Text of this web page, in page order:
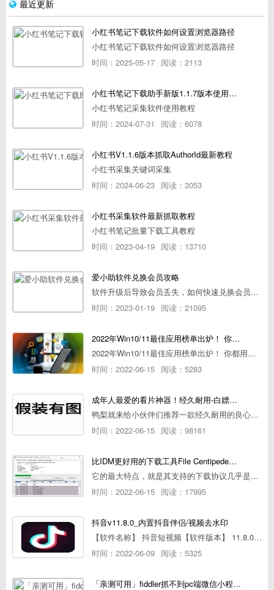
最近更新
小红书笔记下载软件如何设置浏览器路径
小红书笔记下载软件如何设置浏览器路径
时间：2025-05-17 阅读：2113
小红书笔记下载助手新版1.1.7版本使用教程
小红书笔记采集软件使用教程
时间：2024-07-31
阅读：6078
小红书V1.1.6版本抓取AuthorId最新教程
小红书采集关键词采集
时间：2024-06-23 阅读：3053
小红书采集软件最新抓取教程
小红书笔记批量下载工具教程
时间：2023-04-19 阅读：13710
爱小助软件兑换会员攻略
软件升级后导致会员丢失，如何快速兑换会员详细攻略
时间：2023-01-19 阅读：21095
2022年Win10/11最佳应用榜单出炉！ 你都用过几个？
2022年Win10/11最佳应用榜单出炉！ 你都用过几个？
时间：2022-06-15 阅读：5283
成年人最爱的看片神器！经久耐用-白嫖全网资源
鸭梨就来给小伙伴们推荐一款经久耐用的良心播放器，资源齐全无广告，可以放心使用~
时间：2022-06-15 阅读：98161
比IDM更好用的下载工具File Centipede文件蜈蚣-秒杀迅雷-直接飞起！
它的最大特点，就是其支持的下载协议几乎是市面上最全面的，包括HTTP/FTP、BT种子、磁力链接，m3u8流任务（AES-128解密）。
时间：2022-06-15 阅读：17995
抖音v11.8.0_内置抖音伴侣/视频去水印
【软件名称】 抖音短视频【软件版本】 11.8.0【软件大小】 83.74M【是否Root】不需要【测试机型】PCML10 [oppo Reno Ace]【文字介绍】 抖音短视频app是一款很有意思娱
时间：2022-06-09 阅读：5325
「亲测可用」fiddler抓不到pc端微信小程序包解决方案